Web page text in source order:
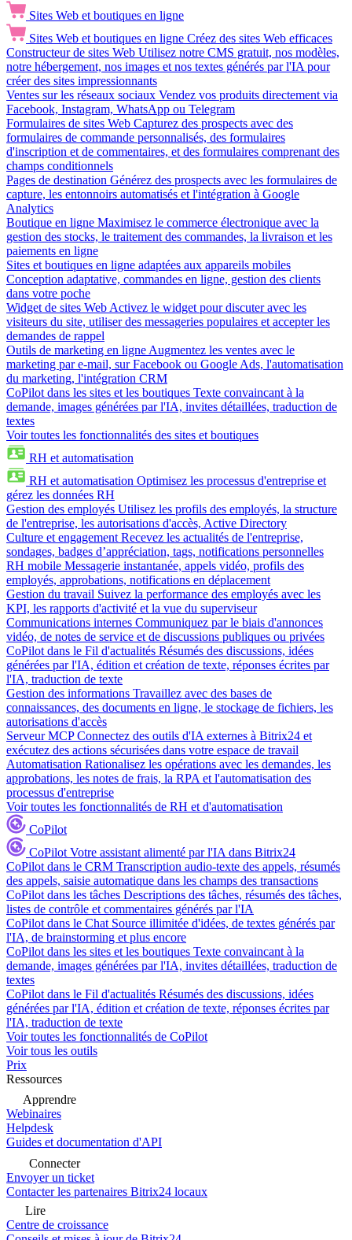
Sites Web et boutiques en ligne
Sites Web et boutiques en ligne Créez des sites Web efficaces
Constructeur de sites Web Utilisez notre CMS gratuit, nos modèles,
notre hébergement, nos images et nos textes générés par l'IA pour
créer des sites impressionnants
Ventes sur les réseaux sociaux Vendez vos produits directement via
Facebook, Instagram, WhatsApp ou Telegram
Formulaires de sites Web Capturez des prospects avec des
formulaires de commande personnalisés, des formulaires
d'inscription et de commentaires, et des formulaires comprenant des
champs conditionnels
Pages de destination Générez des prospects avec les formulaires de
capture, les entonnoirs automatisés et l'intégration à Google
Analytics
Boutique en ligne Maximisez le commerce électronique avec la
gestion des stocks, le traitement des commandes, la livraison et les
paiements en ligne
Sites et boutiques en ligne adaptées aux appareils mobiles
Conception adaptative, commandes en ligne, gestion des clients
dans votre poche
Widget de sites Web Activez le widget pour discuter avec les
visiteurs du site, utiliser des messageries populaires et accepter les
demandes de rappel
Outils de marketing en ligne Augmentez les ventes avec le
marketing par e-mail, sur Facebook ou Google Ads, l'automatisation
du marketing, l'intégration CRM
CoPilot dans les sites et les boutiques Texte convaincant à la
demande, images générées par l'IA, invites détaillées, traduction de
textes
Voir toutes les fonctionnalités des sites et boutiques
RH et automatisation
RH et automatisation Optimisez les processus d'entreprise et
gérez les données RH
Gestion des employés Utilisez les profils des employés, la structure
de l'entreprise, les autorisations d'accès, Active Directory
Culture et engagement Recevez les actualités de l'entreprise,
sondages, badges d’appréciation, tags, notifications personnelles
RH mobile Messagerie instantanée, appels vidéo, profils des
employés, approbations, notifications en déplacement
Gestion du travail Suivez la performance des employés avec les
KPI, les rapports d'activité et la vue du superviseur
Communications internes Communiquez par le biais d'annonces
vidéo, de notes de service et de discussions publiques ou privées
CoPilot dans le Fil d'actualités Résumés des discussions, idées
générées par l'IA, édition et création de texte, réponses écrites par
l'IA, traduction de texte
Gestion des informations Travaillez avec des bases de
connaissances, des documents en ligne, le stockage de fichiers, les
autorisations d'accès
Serveur MCP Connectez des outils d'IA externes à Bitrix24 et
exécutez des actions sécurisées dans votre espace de travail
Automatisation Rationalisez les opérations avec les demandes, les
approbations, les notes de frais, la RPA et l'automatisation des
processus d'entreprise
Voir toutes les fonctionnalités de RH et d'automatisation
CoPilot
CoPilot Votre assistant alimenté par l'IA dans Bitrix24
CoPilot dans le CRM Transcription audio-texte des appels, résumés
des appels, saisie automatique dans les champs des transactions
CoPilot dans les tâches Descriptions des tâches, résumés des tâches,
listes de contrôle et commentaires générés par l'IA
CoPilot dans le Chat Source illimitée d'idées, de textes générés par
l'IA, de brainstorming et plus encore
CoPilot dans les sites et les boutiques Texte convaincant à la
demande, images générées par l'IA, invites détaillées, traduction de
textes
CoPilot dans le Fil d'actualités Résumés des discussions, idées
générées par l'IA, édition et création de texte, réponses écrites par
l'IA, traduction de texte
Voir toutes les fonctionnalités de CoPilot
Voir tous les outils
Prix
Ressources
Apprendre
Webinaires
Helpdesk
Guides et documentation d'API
Connecter
Envoyer un ticket
Contacter les partenaires Bitrix24 locaux
Lire
Centre de croissance